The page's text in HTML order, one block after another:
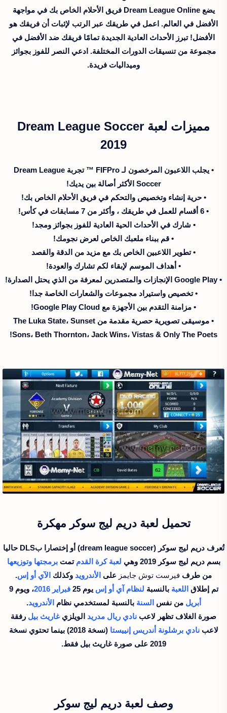
يضع Dream League Online فريق الأحلام الخاص بك في مواجهة
الأفضل في العالم. اعمل في طريقك عبر الرتب لإثبات أن فريقك هو
الأفضل! تبرز الأحداث العادية الجديدة تمامًا فريقك ضد الأفضل في
مجموعة من تنسيقات الدورات المختلفة. ادعي النصر للفوز بجوائز
وميداليات فريدة.
مميزات لعبة Dream League Soccer
2019
• يجلب اللاعبون المرخصون لـ FIFPro ™ تجربة Dream League
Soccer الأكثر أصالة بين يديك!
• حرية إنشاء وتخصيص والتحكم في فريق الأحلام الخاص بك!
• 6 أقسام للعمل في طريقك ، وأكثر من 7 مسابقات في كأس!
• شارك في الأحداث الحية العادية للفوز بجوائز ومجد!
• قم ببناء ملعبك الخاص لعرض نجومك!
• تطوير اللاعبين الخاص بك مع مزيد من الدقة والقصد
• أهداف الموسم لإبقاء لكم تشارك والعودة!
• Google Play الإنجازات والمتصدرين لمعرفة من الذي يحتل الصدارة!
• تخصيص واستيراد مجموعات والشعارات الخاصة جدا!
• مزامنة التقدم بين الأجهزة مع Google Play Cloud!
• موسيقى تصويرية حصرية مقدمة من The Luka State، Sunset
Sons، Beth Thornton، Jack Wins، Vistas & Only The Poets!
تحميل لعبةدريم ليج سوكر مهكرة
تُعرف دريم ليج سوكر (dream league soccer) أو إختصارا بDLS حاليا
بسم دريم ليج سوكر 2019 وهي
لعبة كرة القدم تمتبرمجتها وتوزيعها
من طرف فيرست توش جايمز على الأندرويد وكذلك الآي أو إس.
تم إطلاق اللعبة بالنسبة لنظام آي أو إس يوم 25 فبراير 2016، ويوم 9
أبريل من نفس السنة بالنسبة لمستخدمي نظام الأندرويد.
صورة الغلاف تظهر لاعب نادي ريال مدريد الويلزي غاريث بيل رفقة
لاعبنادي برشلونة أندريس إنييستا
(نسخة 2018) بينما تحتوي نسخة
2019 على صورة غاريث بيل فقط.
وصف لعبة دريم ليج سوكر